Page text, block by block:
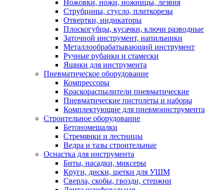
Ножовки, ножи, ножницы, лезвия
Струбцины, стусло, плиткорезы
Отвертки, индикаторы
Плоскогубцы, кусачки, ключи разводные
Заточной инструмент, напильники
Металлообрабатывающий инструмент
Ручные рубанки и стамески
Ящики для инструмента
Пневматическое оборудование
Компрессоры
Краскораспылители пневматические
Пневматические пистолеты и наборы
Комплектующие для пневмоинструмента
Строительное оборудование
Бетономешалки
Стремянки и лестницы
Ведра и тазы строительные
Оснастка для инструмента
Биты, насадки, миксеры
Круги, диски, щетки для УШМ
Сверла, скобы, гвозди, стержни